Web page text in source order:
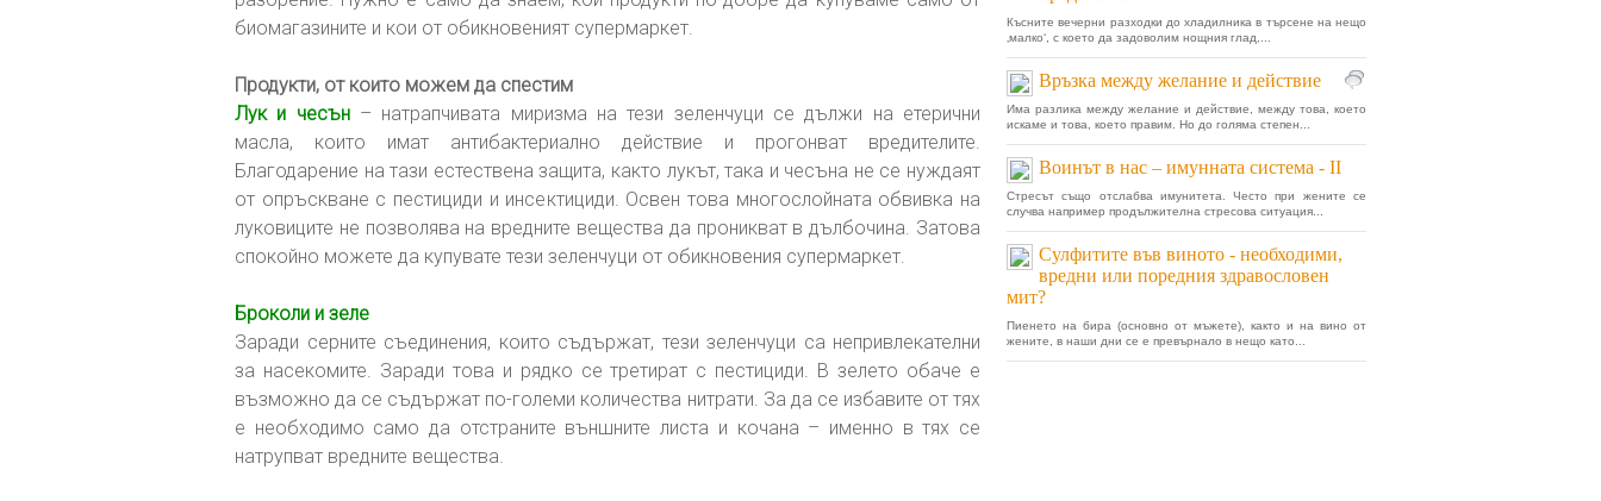
биомагазините и кои от обикновеният супермаркет.
Продукти, от които можем да спестим
Лук и чесън – натрапчивата миризма на тези зеленчуци се дължи на етерични
масла, които имат антибактериално действие и прогонват вредителите.
Благодарение на тази естествена защита, както лукът, така и чесъна не се нуждаят
от опръскване с пестициди и инсектициди. Освен това многослойната обвивка на
луковиците не позволява на вредните вещества да проникват в дълбочина. Затова
спокойно можете да купувате тези зеленчуци от обикновения супермаркет.
Броколи и зеле
Заради серните съединения, които съдържат, тези зеленчуци са непривлекателни
за насекомите. Заради това и рядко се третират с пестициди. В зелето обаче е
възможно да се съдържат по-големи количества нитрати. За да се избавите от тях
е необходимо само да отстраните външните листа и кочана – именно в тях се
натрупват вредните вещества.
Късните вечерни разходки до хладилника в търсене на нещо
‚малко‘, с което да задоволим нощния глад,...
Връзка между желание и действие
Има разлика между желание и действие, между това, което
искаме и това, което правим. Но до голяма степен...
Воинът в нас – имунната система - II
Стресът също отслабва имунитета. Често при жените се
случва например продължителна стресова ситуация...
Сулфитите във виното - необходими,
вредни или поредния здравословен
мит?
Пиенето на бира (основно от мъжете), както и на вино от
жените, в наши дни се е превърнало в нещо като...